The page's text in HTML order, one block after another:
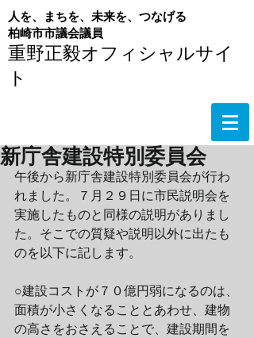
重野正毅オフィシャルサイ
ト
人を、まちを、未来を、つなげる
​柏崎市市議会議員
新庁舎建設特別委員会
午後から新庁舎建設特別委員会が行わ
れました。７月２９日に市民説明会を
実施したものと同様の説明がありまし
た。そこでの質疑や説明以外に出たも
のを以下に記します。
○建設コストが７０億円弱になるのは、
面積が小さくなることとあわせ、建物
の高さをおさえることで、建設期間を